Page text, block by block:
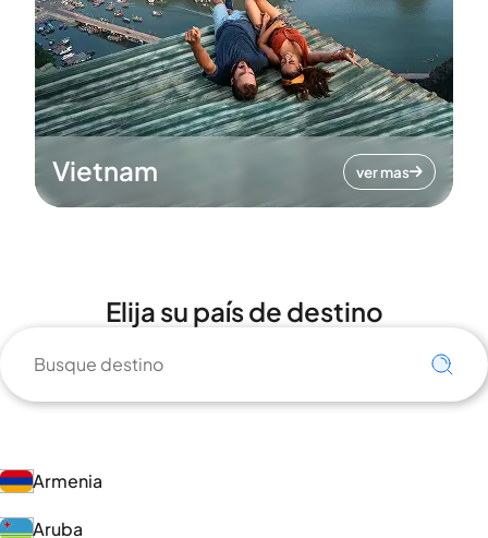
Vietnam ver mas
Elija su país de destino
Armenia
Aruba